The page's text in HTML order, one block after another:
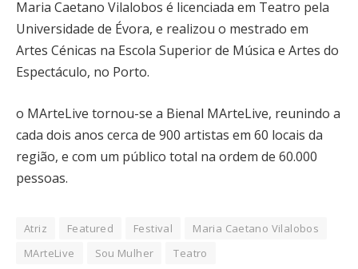
Maria Caetano Vilalobos é licenciada em Teatro pela
Universidade de Évora, e realizou o mestrado em
Artes Cénicas na Escola Superior de Música e Artes do
Espectáculo, no Porto.
o MArteLive tornou-se a Bienal MArteLive, reunindo a
cada dois anos cerca de 900 artistas em 60 locais da
região, e com um público total na ordem de 60.000
pessoas.
Atriz Featured Festival
Maria Caetano Vilalobos
MArteLive
Sou Mulher Teatro